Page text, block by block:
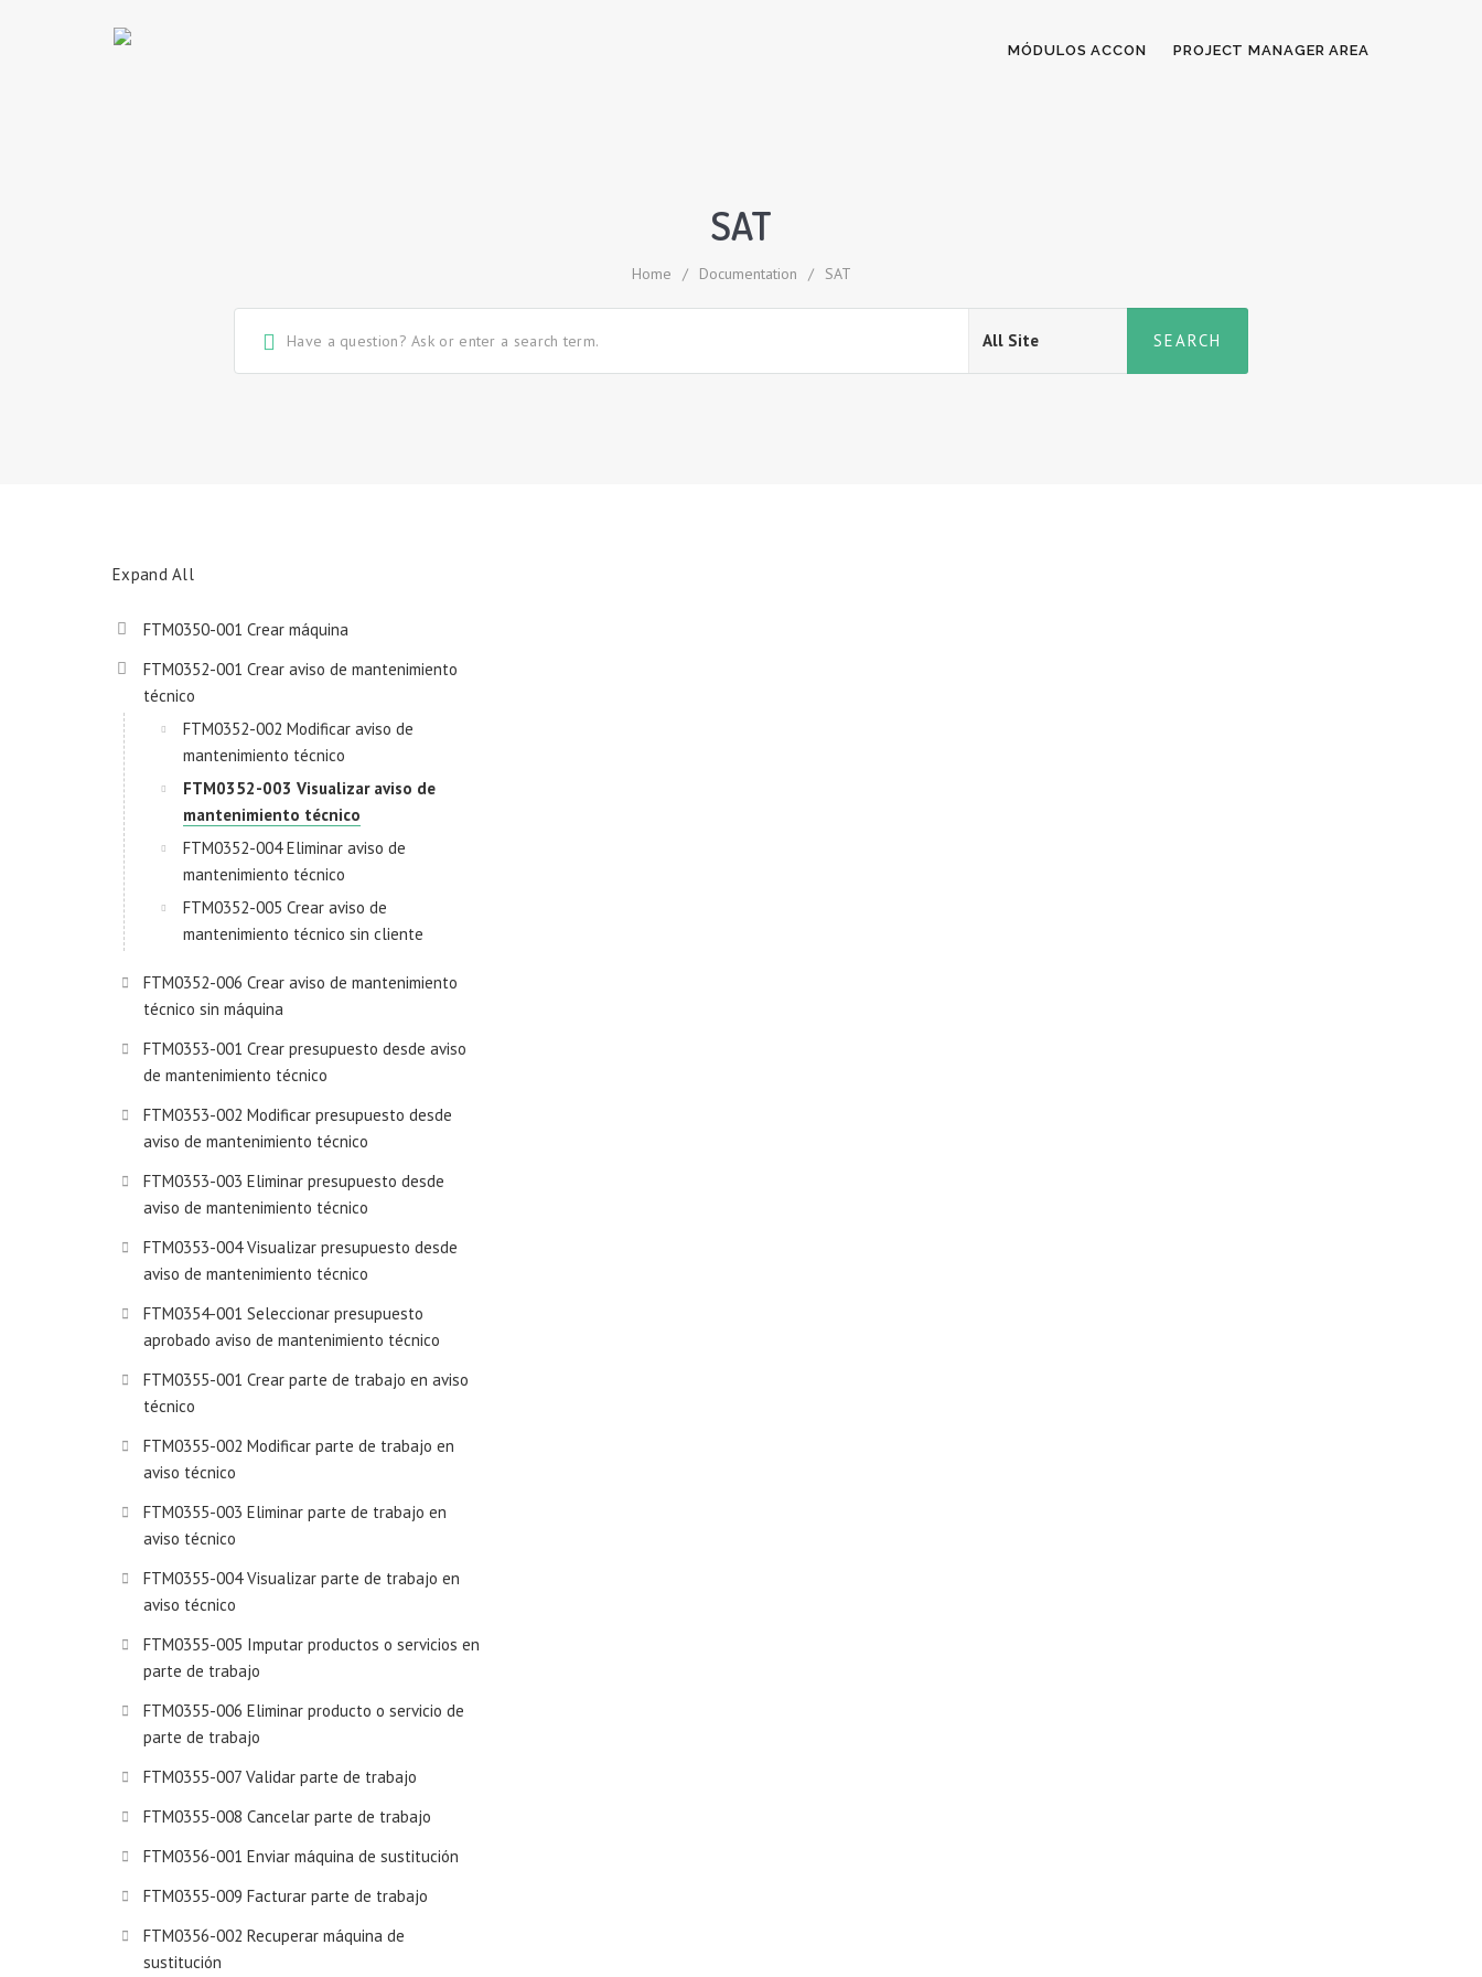
MÓDULOS ACCON PROJECT MANAGER AREA
SAT
Home / Documentation / SAT
Expand All
FTM0350-001 Crear máquina
FTM0352-001 Crear aviso de mantenimiento
técnico
FTM0352-002 Modificar aviso de
mantenimiento técnico
FTM0352-003 Visualizar aviso de
mantenimiento técnico
FTM0352-004 Eliminar aviso de
mantenimiento técnico
FTM0352-005 Crear aviso de
mantenimiento técnico sin cliente
FTM0352-006 Crear aviso de mantenimiento
técnico sin máquina
FTM0353-001 Crear presupuesto desde aviso
de mantenimiento técnico
FTM0353-002 Modificar presupuesto desde
aviso de mantenimiento técnico
FTM0353-003 Eliminar presupuesto desde
aviso de mantenimiento técnico
FTM0353-004 Visualizar presupuesto desde
aviso de mantenimiento técnico
FTM0354-001 Seleccionar presupuesto
aprobado aviso de mantenimiento técnico
FTM0355-001 Crear parte de trabajo en aviso
técnico
FTM0355-002 Modificar parte de trabajo en
aviso técnico
FTM0355-003 Eliminar parte de trabajo en
aviso técnico
FTM0355-004 Visualizar parte de trabajo en
aviso técnico
FTM0355-005 Imputar productos o servicios en
parte de trabajo
FTM0355-006 Eliminar producto o servicio de
parte de trabajo
FTM0355-007 Validar parte de trabajo
FTM0355-008 Cancelar parte de trabajo
FTM0356-001 Enviar máquina de sustitución
FTM0355-009 Facturar parte de trabajo
FTM0356-002 Recuperar máquina de
sustitución